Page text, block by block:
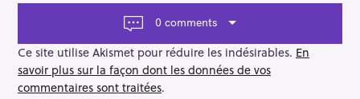
g
t
i
o
n
0 comments
Ce site utilise Akismet pour réduire les indésirables. En
savoir plus sur la façon dont les données de vos
commentaires sont traitées.